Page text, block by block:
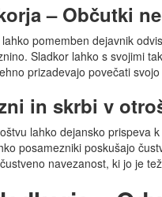
– Občutki
pomemben dejavnik
Sladkor lahko s svojimi
prizadevajo povečati
in skrbi v
lahko dejansko prispeva
posamezniki poskušajo
navezanost, ki jo je